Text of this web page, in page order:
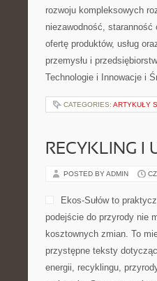
rozwoju kompleksowych
niezawodność, staranność
ofertę produktów, usług
przemysłu i
Technologie i Innowacje i
CATEGORIES: ARTYKUŁY
RECYKLING I
POSTED BY ADMIN
Ekos-Sułów to
podejście do przyrody nie
kosztownych zmian. To
przystępne teksty
energii, recyklingu,